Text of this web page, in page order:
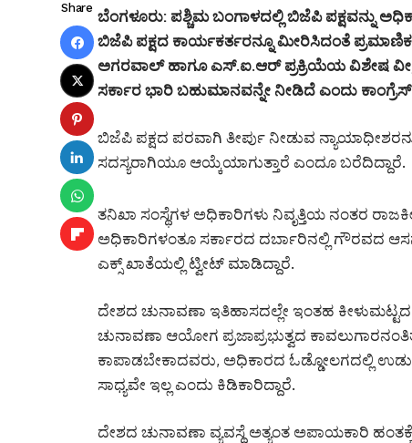
Share ಬೆಂಗಳೂರು: ಪಶ್ಚಿಮ ಬಂಗಾಳದಲ್ಲಿ ಬಿಜೆಪಿ ಪಕ್ಷವನ್ನು
ಬಿಜೆಪಿ ಪಕ್ಷದ ಕಾರ್ಯಕರ್ತರನ್ನೂ ಮೀರಿಸಿದಂತೆ
ಅಗರವಾಲ್ ಹಾಗೂ ಎಸ್.ಐ.ಆರ್ ಪ್ರಕ್ರಿಯೆಯ ವಿಶೇಷ
ಸರ್ಕಾರ ಭಾರಿ ಬಹುಮಾನವನ್ನೇ ನೀಡಿದೆ ಎಂದು
ಬಿಜೆಪಿ ಪಕ್ಷದ ಪರವಾಗಿ ತೀರ್ಪು ನೀಡುವ
ಸದಸ್ಯರಾಗಿಯೂ ಆಯ್ಕೆಯಾಗುತ್ತಾರೆ ಎಂದೂ ಬರೆದಿದ್ದಾರೆ.
ತನಿಖಾ ಸಂಸ್ಥೆಗಳ ಅಧಿಕಾರಿಗಳು ನಿವೃತ್ತಿಯ ನಂತರ
ಅಧಿಕಾರಿಗಳಂತೂ ಸರ್ಕಾರದ ದರ್ಬಾರಿನಲ್ಲಿ ಗೌರವದ
ಎಕ್ಸ್ ಖಾತೆಯಲ್ಲಿ ಟ್ವೀಟ್ ಮಾಡಿದ್ದಾರೆ.
ದೇಶದ ಚುನಾವಣಾ ಇತಿಹಾಸದಲ್ಲೇ ಇಂತಹ
ಚುನಾವಣಾ ಆಯೋಗ ಪ್ರಜಾಪ್ರಭುತ್ವದ
ಕಾಪಾಡಬೇಕಾದವರು, ಅಧಿಕಾರದ ಓಡ್ಡೋಲಗದಲ್ಲಿ
ಸಾಧ್ಯವೇ ಇಲ್ಲ ಎಂದು ಕಿಡಿಕಾರಿದ್ದಾರೆ.
ದೇಶದ ಚುನಾವಣಾ ವ್ಯವಸ್ಥೆ ಅತ್ಯಂತ ಅಪಾಯಕಾರಿ